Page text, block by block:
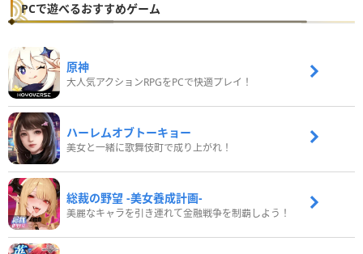
PCで遊べるおすすめゲーム
原神
大人気アクションRPGをPCで快適プレイ！
ハーレムオブトーキョー
美女と一緒に歌舞伎町で成り上がれ！
総裁の野望 -美女養成計画-
美麗なキャラを引き連れて金融戦争を制覇しよう！